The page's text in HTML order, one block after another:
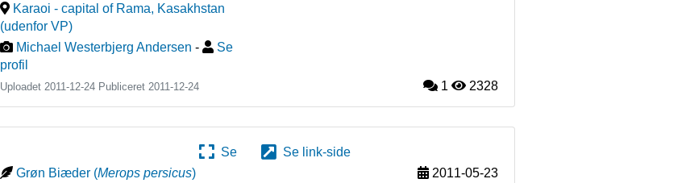
Karaoi - capital of Rama, Kasakhstan
(udenfor VP)
Michael Westerbjerg Andersen -
Se
profil
Uploadet 2011-12-24 Publiceret 2011-12-24 1 2328
Se
Se link-side
Grøn Biæder (Merops persicus)
2011-05-23